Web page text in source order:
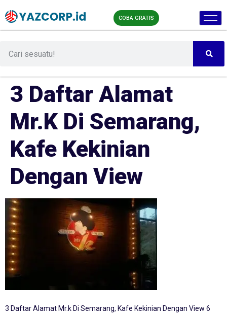
COBA GRATIS
3 Daftar Alamat
Mr.K Di Semarang,
Kafe Kekinian
Dengan View
3 Daftar Alamat Mr.k Di Semarang, Kafe Kekinian Dengan View 6